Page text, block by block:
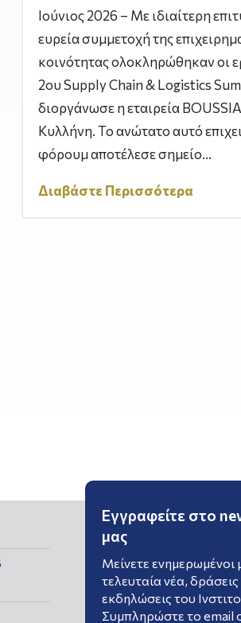
Ιούνιος 2026 – Με ιδιαίτερη
ευρεία συμμετοχή της
κοινότητας ολοκληρώθηκαν οι
2ου Supply Chain & Logistics
διοργάνωσε η εταιρεία
Κυλλήνη. Το ανώτατο αυτό
φόρουμ αποτέλεσε σημείο...
Διαβάστε Περισσότερα
Εγγραφείτε στο
μας
Μείνετε ενημερωμένοι
τελευταία νέα, δράσεις
εκδηλώσεις του
Συμπληρώστε το email